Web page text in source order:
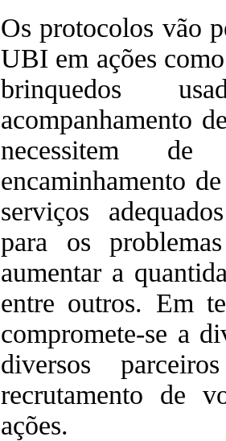
Os protocolos vão
UBI em ações
brinquedos
acompanhamento
necessitem de
encaminhamento
serviços
para os
aumentar a
entre outros. Em
compromete-se a
diversos
recrutamento de
ações.